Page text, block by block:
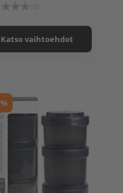
Katso vaihtoehdot